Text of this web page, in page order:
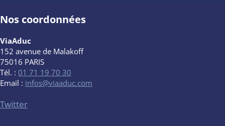
Nos coordonnées
ViaAduc
152 avenue de Malakoff
75016 PARIS
Tél. : 01 71 19 70 30
Email : infos@viaaduc.com
Twitter